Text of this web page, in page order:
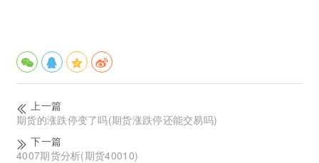
上一篇
期货的涨跌停变了吗(期货涨跌停还能交易吗)
下一篇
4007期货分析(期货40010)